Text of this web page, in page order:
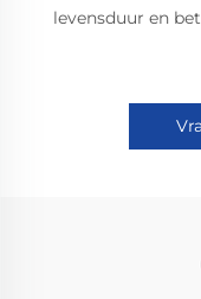
levensduur en